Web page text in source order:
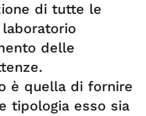
di tutte le
delle
è quella di fornire
tipologia esso sia